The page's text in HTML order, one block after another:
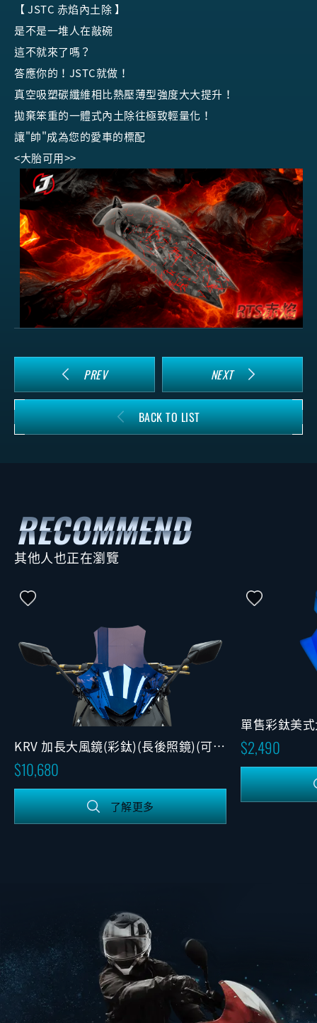
【 JSTC 赤焰內土除 】
是不是一堆人在敲碗
這不就來了嗎？
答應你的！JSTC就做！
真空吸塑碳纖維相比熱壓薄型強度大大提升！
拋棄笨重的一體式內土除往極致輕量化！
讓"帥"成為您的愛車的標配
<大胎可用>>
PREV NEXT
BACK TO LIST
其他人也正在瀏覽
KRV 加長大風鏡(彩鈦)(長後照鏡)(可調
版)10,680
了解更多
單售彩鈦美
2,490